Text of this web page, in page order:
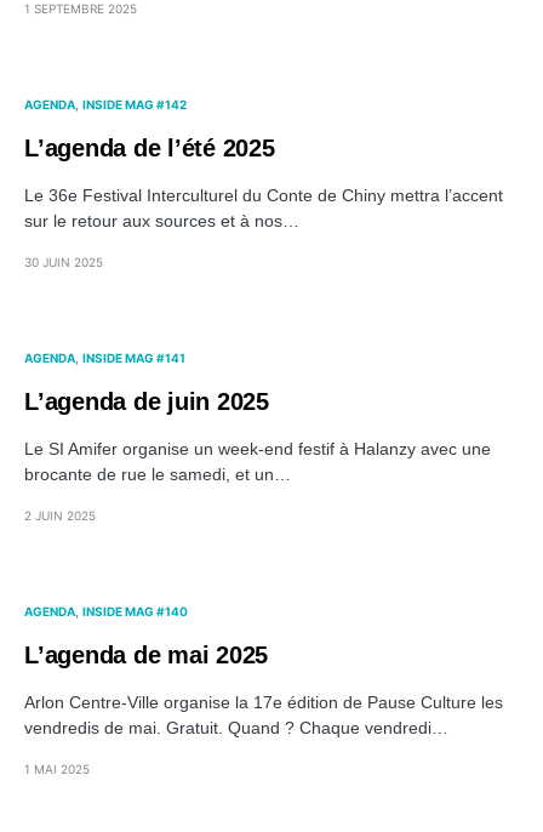
1 SEPTEMBRE 2025
AGENDA INSIDE MAG #142
L’agenda de l’été 2025
Le 36e Festival Interculturel du Conte de Chiny mettra l’accent
sur le retour aux sources et à nos…
30 JUIN 2025
AGENDA INSIDE MAG #141
L’agenda de juin 2025
Le SI Amifer organise un week-end festif à Halanzy avec une
brocante de rue le samedi, et un…
2 JUIN 2025
AGENDA INSIDE MAG #140
L’agenda de mai 2025
Arlon Centre-Ville organise la 17e édition de Pause Culture les
vendredis de mai. Gratuit. Quand ? Chaque vendredi…
1 MAI 2025